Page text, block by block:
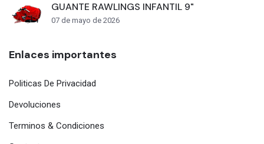
GUANTE RAWLINGS INFANTIL 9"
07 de mayo de 2026
Enlaces importantes
Politicas De Privacidad
Devoluciones
Terminos & Condiciones